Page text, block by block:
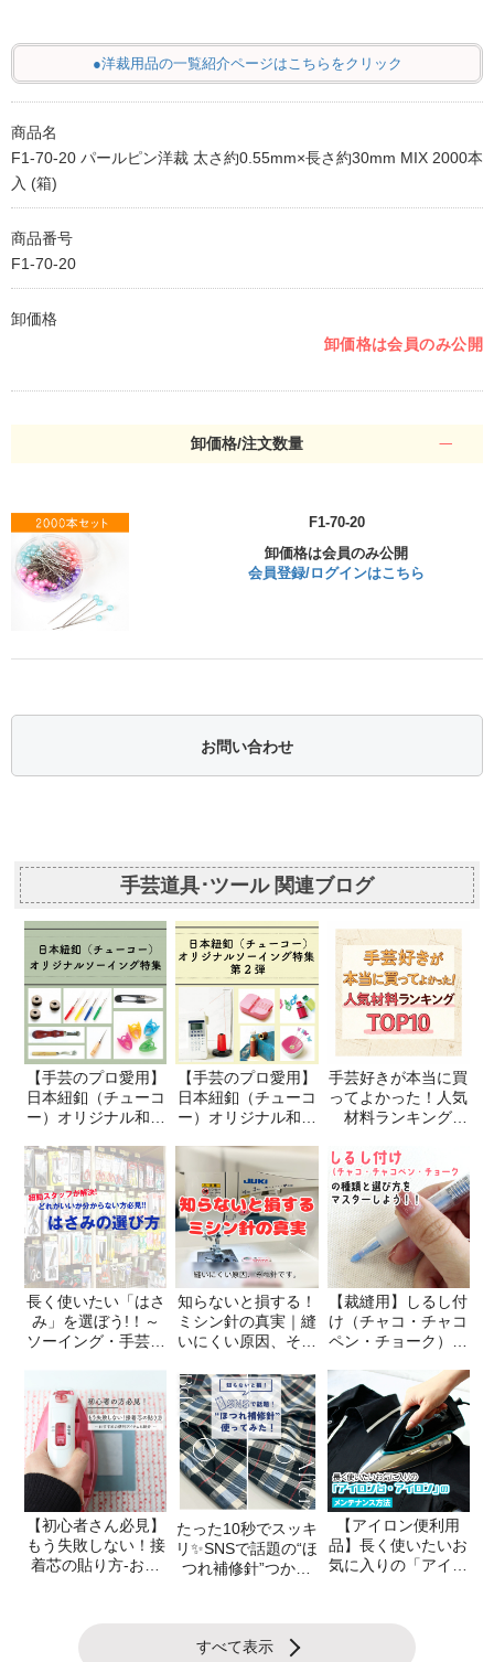
●洋裁用品の一覧紹介ページはこちらをクリック
商品名
F1-70-20 パールピン洋裁 太さ約0.55mm×長さ約30mm MIX 2000本
入 (箱)
商品番号
F1-70-20
卸価格
卸価格は会員のみ公開
卸価格/注文数量
F1-70-20
卸価格は会員のみ公開
会員登録/ログインはこちら
お問い合わせ